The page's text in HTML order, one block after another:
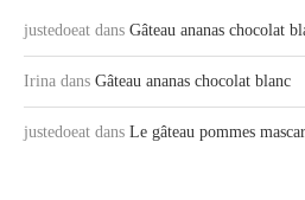
justedoeat dans Gâteau ananas chocolat
Irina dans Gâteau ananas chocolat blanc
justedoeat dans Le gâteau pommes